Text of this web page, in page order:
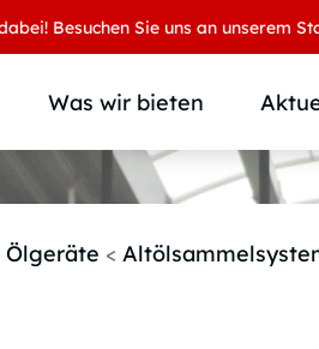
Sie uns an unserem Stand:
Was wir bieten
Ölgeräte <